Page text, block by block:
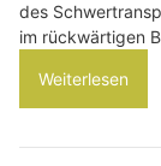
des
im rückwärtigen
Weiterlesen